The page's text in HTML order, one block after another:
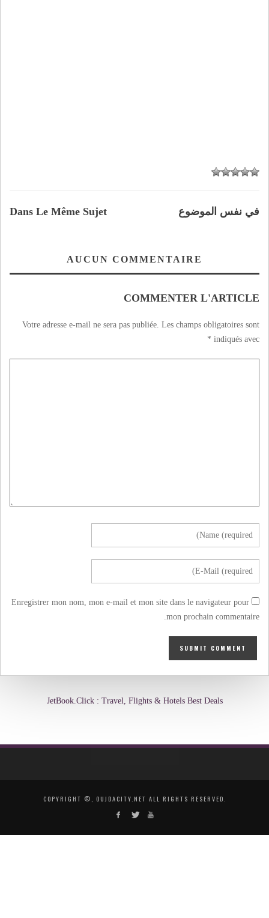
Dans Le Même Sujet في نفس الموضوع
AUCUN COMMENTAIRE
COMMENTER L'ARTICLE
Votre adresse e-mail ne sera pas publiée. Les champs obligatoires sont
indiqués avec
*
Enregistrer mon nom, mon e-mail et mon site dans le navigateur pour
mon prochain commentaire.
JetBook.Click : Travel, Flights & Hotels Best Deals
COPYRIGHT ©, OUJDACITY.NET ALL RIGHTS RESERVED.